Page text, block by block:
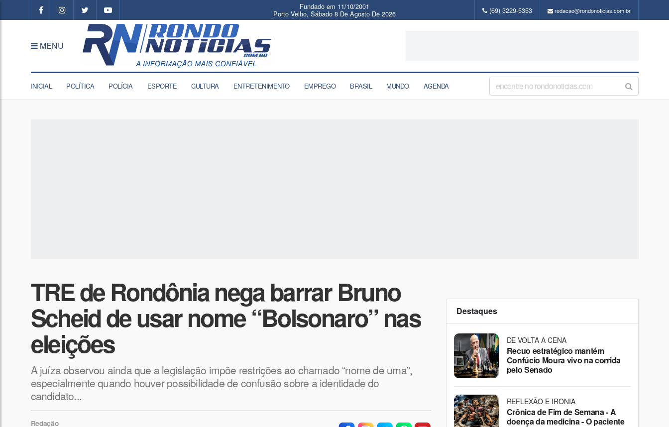
Fundado em 11/10/2001
Porto Velho, Sábado 8 De Agosto De 2026 (69) 3229-5353 redacao@rondonoticias.com.br
MENU
INICIAL POLÍTICA POLÍCIA ESPORTE CULTURA ENTRETENIMENTO EMPREGO BRASIL MUNDO AGENDA
TRE de Rondônia nega barrar Bruno
Scheid de usar nome “Bolsonaro” nas
eleições
A juíza observou ainda que a legislação impõe restrições ao chamado “nome de urna”,
especialmente quando houver possibilidade de confusão sobre a identidade do
candidato...
Redação
Destaques
DE VOLTA A CENA
Recuo estratégico mantém
Confúcio Moura vivo na corrida
pelo Senado
REFLEXÃO E IRONIA
Crônica de Fim de Semana - A
doença da medicina - O paciente